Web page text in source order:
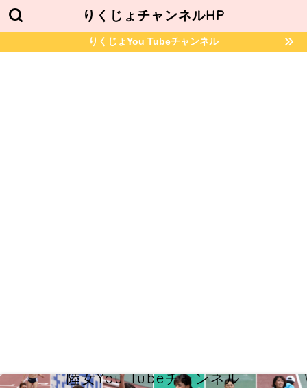
りくじょチャンネルHP
りくじょYou Tubeチャンネル
陸女You Tubeチャンネル